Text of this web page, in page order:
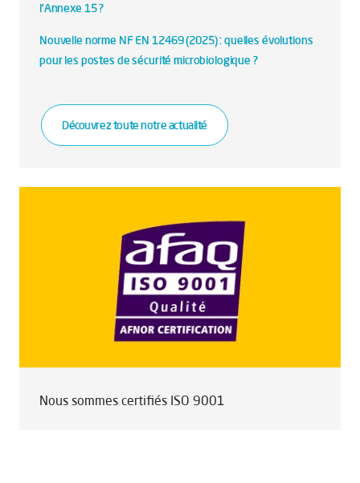
l’Annexe 15 ?
Nouvelle norme NF EN 12469 (2025) : quelles évolutions
pour les postes de sécurité microbiologique ?
Découvrez toute notre actualité
Nous sommes certifiés ISO 9001